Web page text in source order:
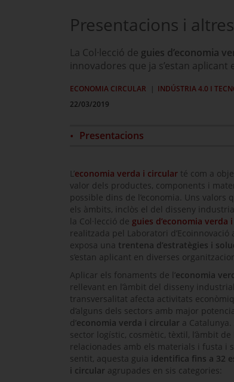
Presentacions i
La Col·lecció de guies d’economia
innovadores que ja s’estan
ECONOMIA CIRCULAR
INDÚSTRIA 4.0 I
22/03/2019
Presentacions
L’economia verda i circular té com a
valor dels productes, components i
possible dins de l’economia. Uns valors
els àmbits, inclòs el del disseny
la Col·lecció de guies d’economia verda
realitzada pel Laboratori d’Ecoinnovació
exposa una trentena d’estratègies i
s’estan aplicant en diverses
Aplicar els fonaments de l’economia
rellevant en l’àmbit del disseny
transversalitat afecta activitats
d’alguns dels sectors amb major
d’economia verda i circular a
sector logístic, cosmètic, tèxtil, l’àmbit
relacionades amb els materials i fusta i
sentit, aquesta guia identifica fins a 32
i circular agrupades en sis categories: